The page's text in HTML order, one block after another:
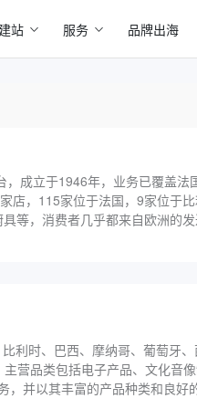
站 服务 品牌出海
，成立于1946年，业务已覆盖
店，115家位于法国，9家位于
等，消费者几乎都来自欧洲的发
利时、巴西、摩纳哥、葡萄牙
营品类包括电子产品、文化音
并以其丰富的产品种类和良好